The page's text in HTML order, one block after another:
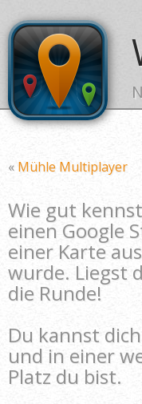
« Mühle Multiplayer
Wie gut
einen Google
einer Karte
wurde. Liegst
die Runde!
Du kannst
und in einer
Platz du bist.